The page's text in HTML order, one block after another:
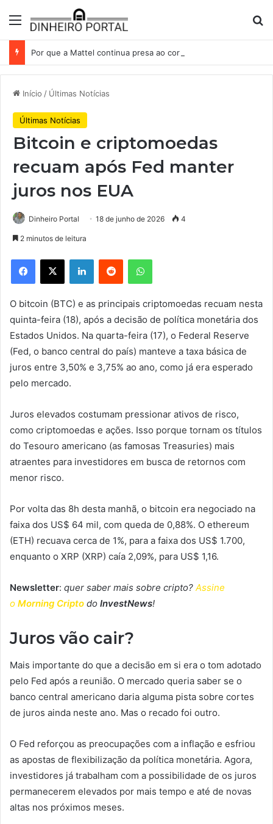
Menu
Início / Últimas Notícias
Últimas Notícias
Bitcoin e criptomoedas
recuam após Fed manter
juros nos EUA
Dinheiro Portal 18 de junho de 2026 4
2 minutos de leitura
Facebook
X LinkedinReddit WhatsApp
O bitcoin (BTC) e as principais criptomoedas recuam nesta
quinta-feira (18), após a decisão de política monetária dos
Estados Unidos. Na quarta-feira (17), o Federal Reserve
(Fed, o banco central do país) manteve a taxa básica de
juros entre 3,50% e 3,75% ao ano, como já era esperado
pelo mercado.
Juros elevados costumam pressionar ativos de risco,
como criptomoedas e ações. Isso porque tornam os títulos
do Tesouro americano (as famosas Treasuries) mais
atraentes para investidores em busca de retornos com
menor risco.
Por volta das 8h desta manhã, o bitcoin era negociado na
faixa dos US$ 64 mil, com queda de 0,88%. O ethereum
(ETH) recuava cerca de 1%, para a faixa dos US$ 1.700,
enquanto o XRP (XRP) caía 2,09%, para US$ 1,16.
Newsletter: quer saber mais sobre cripto? Assine
o Morning Cripto do InvestNews!
Juros vão cair?
Mais importante do que a decisão em si era o tom adotado
pelo Fed após a reunião. O mercado queria saber se o
banco central americano daria alguma pista sobre cortes
de juros ainda neste ano. Mas o recado foi outro.
O Fed reforçou as preocupações com a inflação e esfriou
as apostas de flexibilização da política monetária. Agora,
investidores já trabalham com a possibilidade de os juros
permanecerem elevados por mais tempo e até de novas
altas nos próximos meses.